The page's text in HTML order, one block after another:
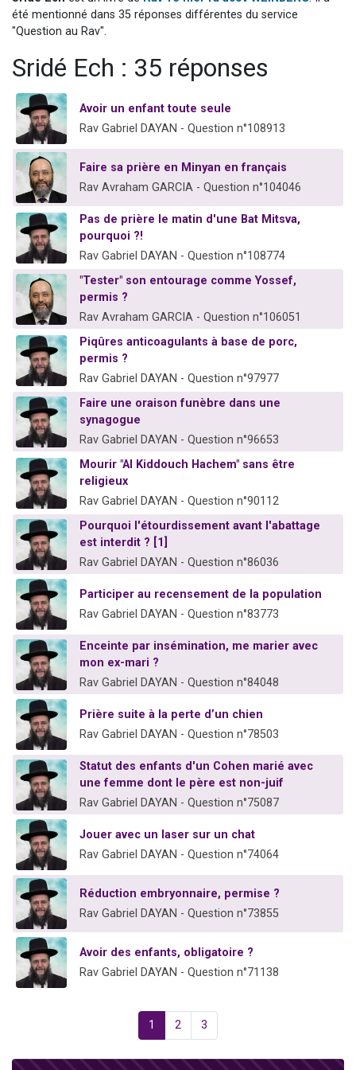
Ariel vient de donner son Maasser
Il reste 49 places pour étudier en groupe sur Zoom
Eva vient de donner son Maasser
été mentionné dans 35 réponses différentes du service
"Question au Rav".
Sridé Ech : 35 réponses
Avoir un enfant toute seule
Rav Gabriel DAYAN - Question n°108913
Faire sa prière en Minyan en français
Rav Avraham GARCIA - Question n°104046
Pas de prière le matin d'une Bat Mitsva,
pourquoi ?!
Rav Gabriel DAYAN - Question n°108774
"Tester" son entourage comme Yossef,
permis ?
Rav Avraham GARCIA - Question n°106051
Piqûres anticoagulants à base de porc,
permis ?
Rav Gabriel DAYAN - Question n°97977
Faire une oraison funèbre dans une
synagogue
Rav Gabriel DAYAN - Question n°96653
Mourir "Al Kiddouch Hachem" sans être
religieux
Rav Gabriel DAYAN - Question n°90112
Pourquoi l'étourdissement avant l'abattage
est interdit ? [1]
Rav Gabriel DAYAN - Question n°86036
Participer au recensement de la population
Rav Gabriel DAYAN - Question n°83773
Enceinte par insémination, me marier avec
mon ex-mari ?
Rav Gabriel DAYAN - Question n°84048
Prière suite à la perte d’un chien
Rav Gabriel DAYAN - Question n°78503
Statut des enfants d'un Cohen marié avec
une femme dont le père est non-juif
Rav Gabriel DAYAN - Question n°75087
Jouer avec un laser sur un chat
Rav Gabriel DAYAN - Question n°74064
Réduction embryonnaire, permise ?
Rav Gabriel DAYAN - Question n°73855
Avoir des enfants, obligatoire ?
Rav Gabriel DAYAN - Question n°71138
1 2 3